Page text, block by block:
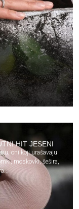
HIT JESENI
oni koji urašavaju
moskovki, šešira,